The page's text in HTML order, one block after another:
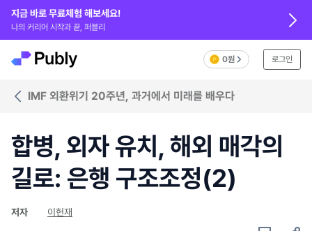
지금 바로 무료체험 해보세요!
나의 커리어 시작과 끝, 퍼블리
0원 로그인
IMF 외환위기 20주년, 과거에서 미래를 배우다
합병, 외자 유치, 해외 매각의
길로: 은행 구조조정(2)
저자 이헌재